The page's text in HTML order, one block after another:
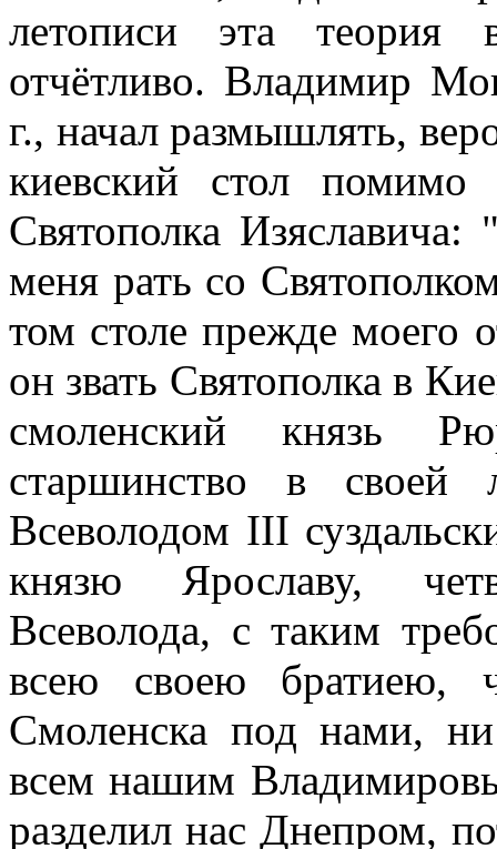
летописи эта теория
отчётливо. Владимир
г., начал размышлять,
киевский стол помимо
Святополка
меня рать со
том столе прежде моего
он звать Святополка в
смоленский князь
старшинство в
Всеволодом III
князю Ярославу,
Всеволода, с таким
всею своею братиею,
Смоленска под нами,
всем нашим
разделил нас Днепром,